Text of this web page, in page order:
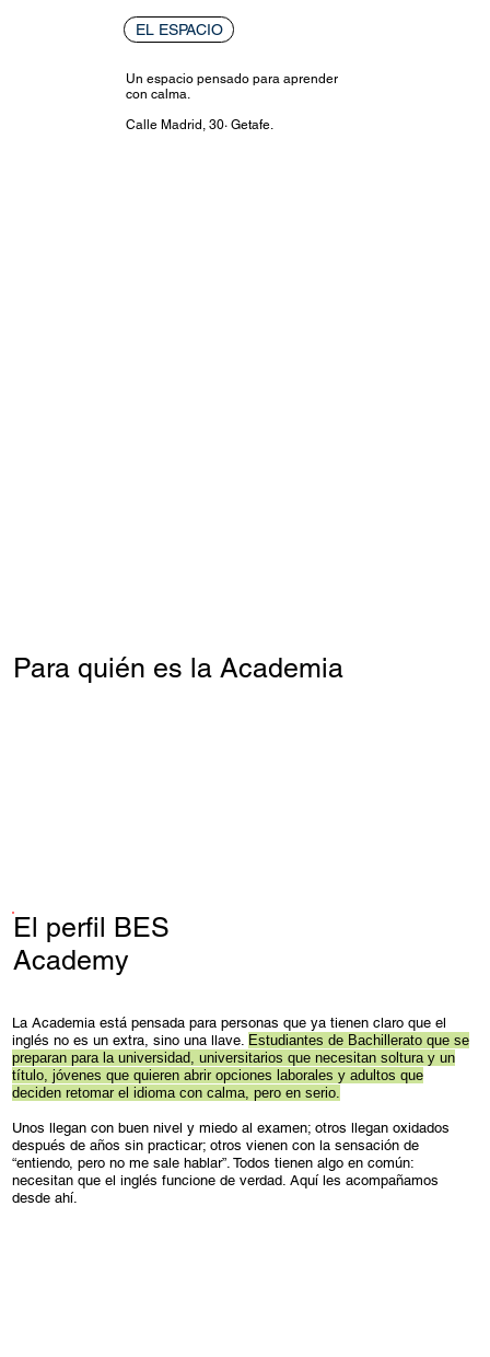
EL ESPACIO
Un espacio pensado para aprender
con calma.
Calle Madrid, 30· Getafe.
Para quién es la Academia
El perfil BES
Academy
La Academia está pensada para personas que ya tienen claro que el
inglés no es un extra, sino una llave. Estudiantes de Bachillerato que se
preparan para la universidad, universitarios que necesitan soltura y un
título, jóvenes que quieren abrir opciones laborales y adultos que
deciden retomar el idioma con calma, pero en serio.
Unos llegan con buen nivel y miedo al examen; otros llegan oxidados
después de años sin practicar; otros vienen con la sensación de
“entiendo, pero no me sale hablar”. Todos tienen algo en común:
necesitan que el inglés funcione de verdad. Aquí les acompañamos
desde ahí.